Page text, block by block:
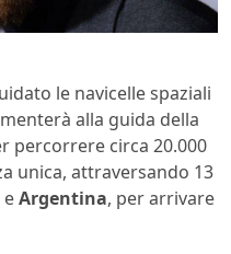
le navicelle spaziali
alla guida della
percorrere circa 20.000
unica, attraversando 13
eArgentina, per arrivare